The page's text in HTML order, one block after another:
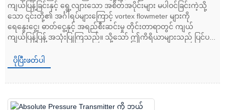
ကျယ်ပြန့်ခြင်းနှင့် ရွေ့လျားသော အစိတ်အပိုင်းများ မပါဝင်ခြင်းကဲ့သို့
သော ၎င်းတို့၏ အင်္ဂါရပ်များကြောင့် vortex flowmeter များကို
ရေနွေးငွေ့၊ ဓာတ်ငွေ့နှင့် အရည်စီးဆင်းမှု တိုင်းတာရာတွင် ကျယ်
ကျယ်ပြန့်ပြန့် အသုံးပြုကြသည်။ သို့သော် ဤကိရိယာများသည် ပြင်ပ...
ပိုပြီးဖတ်ပါ